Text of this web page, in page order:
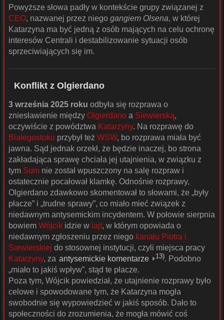
Powyższe słowa padły w kontekście grupy związanej z
CEO, nazwanej przez niego gangiem Olsena, w której
Katarzyna ma być jedną z osób mających na celu ochronę
interesów Centrali i destabilizowanie sytuacji osób
sprzeciwiających się im.
Konflikt z Olgierdano
3 września 2025 roku odbyła się rozprawa o
zniesławienie między Olgierdano a Siewierską,
oczywiście z powództwa Katarzyny. Na rozprawę do
Białegostoku przybył też WSW, bo rozprawa miała być
jawna. Sąd jednak orzekł, że będzie inaczej, bo strona
zakładająca sprawę chciała jej utajnienia, w związku z
tym Sum nie został wpuszczony na salę rozpraw i
ostatecznie pocałował klamkę. Odnośnie rozprawy,
Olgierdano zdawkowo skomentował to słowami, że „były
płacze” i „trudne sprawy”, co miało mieć związek z
niedawnym antysemickim incydentem. W połowie sierpnia
bowiem Wójcik idzie w lajt, w którym opowiada o
niedawnym zgłoszeniu przez niego kanału Piotra i
Siewierskiej do stosownej instytucji, czyli miejsca pracy
Katarzyny, za antysemickie komentarze 13). Podobno
„miało to jakiś wpływ”, stąd te płacze.
Poza tym, Wójcik powiedział, że utajnienie rozprawy było
celowe i spowodowane tym, że Katarzyna mogła
swobodnie się wypowiedzieć w jakiś sposób. Dało to
społeczności do zrozumienia, że mogła mówić coś